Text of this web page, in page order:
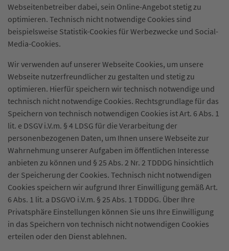
Webseitenbetreiber dabei, sein Online-Angebot stetig zu
optimieren. Technisch nicht notwendige Cookies sind
beispielsweise Statistik-Cookies für Werbezwecke und Social-
Media-Cookies.
Wir verwenden auf unserer Webseite Cookies, um unsere
Webseite nutzerfreundlicher zu gestalten und stetig zu
optimieren. Hierfür speichern wir technisch notwendige und
technisch nicht notwendige Cookies. Rechtsgrundlage für das
Speichern von technisch notwendigen Cookies ist Art. 6 Abs. 1
lit. e DSGV i.V.m. § 4 LDSG für die Verarbeitung der
personenbezogenen Daten, um Ihnen unsere Webseite zur
Wahrnehmung unserer Aufgaben im öffentlichen Interesse
anbieten zu können und § 25 Abs. 2 Nr. 2 TDDDG hinsichtlich
der Speicherung der Cookies. Technisch nicht notwendigen
Cookies speichern wir aufgrund Ihrer Einwilligung gemäß Art.
6 Abs. 1 lit. a DSGVO i.V.m. § 25 Abs. 1 TDDDG. Über Ihre
Privatsphäre Einstellungen können Sie uns Ihre Einwilligung
in das Speichern von technisch nicht notwendigen Cookies
erteilen oder den Dienst ablehnen.